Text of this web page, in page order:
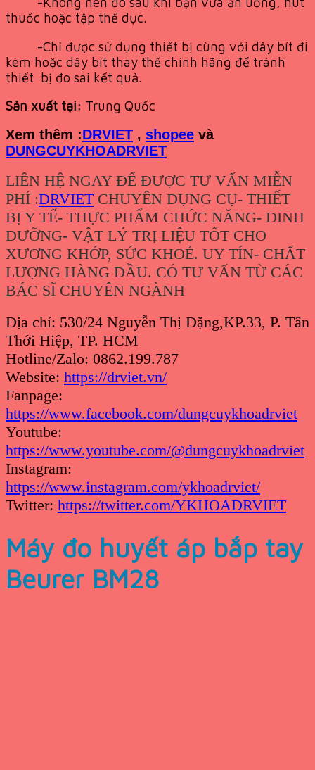
thuốc hoặc tập thể dục.
-Chỉ được sử dụng thiết bị cùng với dây bít đi
kèm hoặc dây bít thay thế chính hãng để tránh
thiết bị đo sai kết quả.
Sản xuất tại: Trung Quốc
Xem thêm :DRVIET , shopee và
DUNGCUYKHOADRVIET
LIÊN HỆ NGAY ĐỂ ĐƯỢC TƯ VẤN MIỄN
PHÍ :DRVIET CHUYÊN DỤNG CỤ- THIẾT
BỊ Y TẾ- THỰC PHẨM CHỨC NĂNG- DINH
DƯỠNG- VẬT LÝ TRỊ LIỆU TỐT CHO
XƯƠNG KHỚP, SỨC KHOẺ. UY TÍN- CHẤT
LƯỢNG HÀNG ĐẦU. CÓ TƯ VẤN TỪ CÁC
BÁC SĨ CHUYÊN NGÀNH
Địa chỉ: 530/24 Nguyễn Thị Đặng,KP.33, P. Tân
Thới Hiệp, TP. HCM
Hotline/Zalo: 0862.199.787
Website: https://drviet.vn/
Fanpage:
https://www.facebook.com/dungcuykhoadrviet
Youtube:
https://www.youtube.com/@dungcuykhoadrviet
Instagram:
https://www.instagram.com/ykhoadrviet/
Twitter: https://twitter.com/YKHOADRVIET
Máy đo huyết áp bắp tay
Beurer BM28